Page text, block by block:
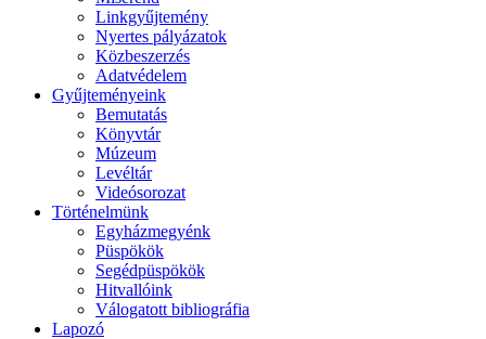
Linkgyűjtemény
Nyertes pályázatok
Közbeszerzés
Adatvédelem
Gyűjteményeink
Bemutatás
Könyvtár
Múzeum
Levéltár
Videósorozat
Történelmünk
Egyházmegyénk
Püspökök
Segédpüspökök
Hitvallóink
Válogatott bibliográfia
Lapozó